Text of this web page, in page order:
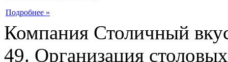
Подробнее »
Компания Столичный
49. Организация